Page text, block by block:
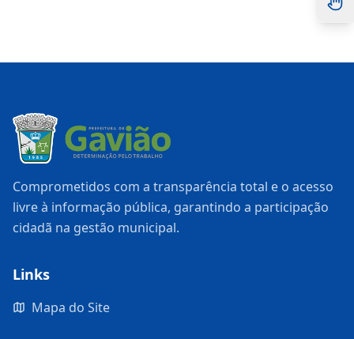
Comprometidos com a transparência total e o acesso
livre à informação pública, garantindo a participação
cidadã na gestão municipal.
Links
Mapa do Site